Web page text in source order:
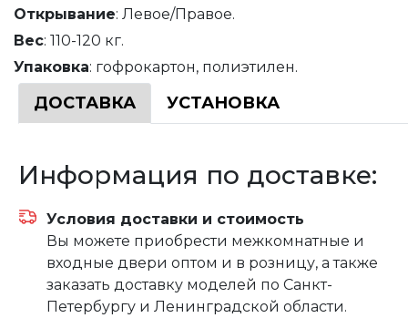
Открывание: Левое/Правое.
Вес: 110-120 кг.
Упаковка: гофрокартон, полиэтилен.
ДОСТАВКА УСТАНОВКА
Информация по доставке:
Условия доставки и стоимость
Вы можете приобрести межкомнатные и
входные двери оптом и в розницу, а также
заказать доставку моделей по Санкт-
Петербургу и Ленинградской области.